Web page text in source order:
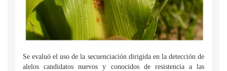
Se evaluó el uso de la secuenciación dirigida en la detección de
alelos candidatos nuevos y conocidos de resistencia a las